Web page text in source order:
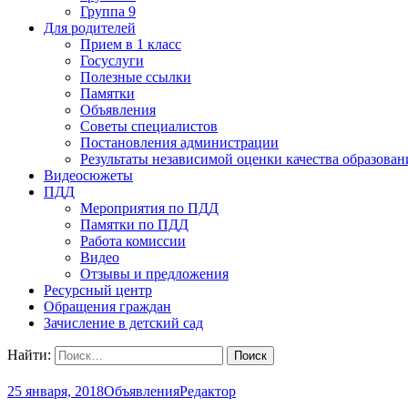
Группа 9
Для родителей
Прием в 1 класс
Госуслуги
Полезные ссылки
Памятки
Объявления
Советы специалистов
Постановления администрации
Результаты независимой оценки качества
Видеосюжеты
ПДД
Мероприятия по ПДД
Памятки по ПДД
Работа комиссии
Видео
Отзывы и предложения
Ресурсный центр
Обращения граждан
Зачисление в детский сад
Найти:
25 января, 2018ОбъявленияРедактор